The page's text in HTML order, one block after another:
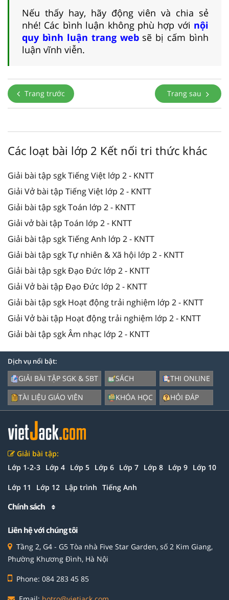
Nếu thấy hay, hãy động viên và chia sẻ
nhé! Các bình luận không phù hợp với nội
quy bình luận trang websẽ bị cấm bình
luận vĩnh viễn.
Trang trước Trang sau
Các loạt bài lớp 2 Kết nối tri thức khác
Giải bài tập sgk Tiếng Việt lớp 2 - KNTT
Giải Vở bài tập Tiếng Việt lớp 2 - KNTT
Giải bài tập sgk Toán lớp 2 - KNTT
Giải vở bài tập Toán lớp 2 - KNTT
Giải bài tập sgk Tiếng Anh lớp 2 - KNTT
Giải bài tập sgk Tự nhiên & Xã hội lớp 2 - KNTT
Giải bài tập sgk Đạo Đức lớp 2 - KNTT
Giải Vở bài tập Đạo Đức lớp 2 - KNTT
Giải bài tập sgk Hoạt động trải nghiệm lớp 2 - KNTT
Giải Vở bài tập Hoạt động trải nghiệm lớp 2 - KNTT
Giải bài tập sgk Âm nhạc lớp 2 - KNTT
Dịch vụ nổi bật:
GIẢI BÀI TẬP SGK & SBT
TÀI LIỆU GIÁO VIÊN
SÁCH
KHÓA HỌC
THI ONLINE
HỎI ĐÁP
Giải bài tập:
Lớp 1-2-3 Lớp 4 Lớp 5 Lớp 6 Lớp 7 Lớp 8 Lớp 9 Lớp 10
Lớp 11 Lớp 12 Lập trình Tiếng Anh
Chính sách
Liên hệ với chúng tôi
Tầng 2, G4 - G5 Tòa nhà Five Star Garden, số 2 Kim Giang,
Phường Khương Đình, Hà Nội
Phone: 084 283 45 85